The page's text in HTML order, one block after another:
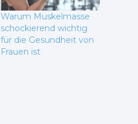
Warum Muskelmasse
schockierend wichtig
für die Gesundheit von
Frauen ist